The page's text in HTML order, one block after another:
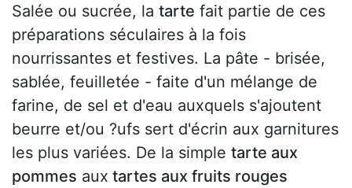
Salée ou sucrée, la tarte fait partie de ces
préparations séculaires à la fois
nourrissantes et festives. La pâte - brisée,
sablée, feuilletée - faite d'un mélange de
farine, de sel et d'eau auxquels s'ajoutent
beurre et/ou ?ufs sert d'écrin aux garnitures
les plus variées. De la simple tarte aux
pommes aux tartes aux fruits rouges